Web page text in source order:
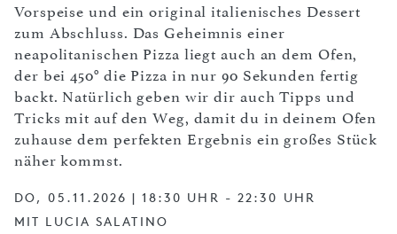
Vorspeise und ein original italienisches Dessert
zum Abschluss. Das Geheimnis einer
neapolitanischen Pizza liegt auch an dem Ofen,
der bei 450° die Pizza in nur 90 Sekunden fertig
backt. Natürlich geben wir dir auch Tipps und
Tricks mit auf den Weg, damit du in deinem Ofen
zuhause dem perfekten Ergebnis ein großes Stück
näher kommst.
DO, 05.11.2026 | 18:30 UHR - 22:30 UHR
MIT LUCIA SALATINO